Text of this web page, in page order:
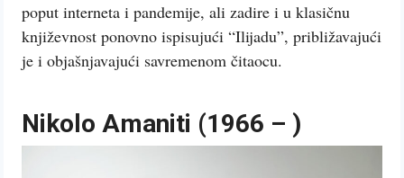
poput interneta i pandemije, ali zadire i u klasičnu
književnost ponovno ispisujući “Ilijadu”, približavajući
je i objašnjavajući savremenom čitaocu.
Nikolo Amaniti (1966 – )